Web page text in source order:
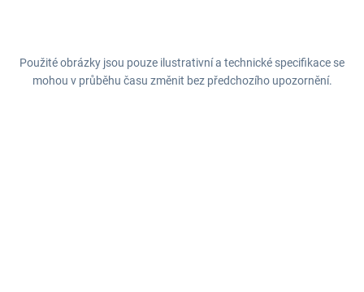
Použité obrázky jsou pouze ilustrativní a technické specifikace se
mohou v průběhu času změnit bez předchozího upozornění.